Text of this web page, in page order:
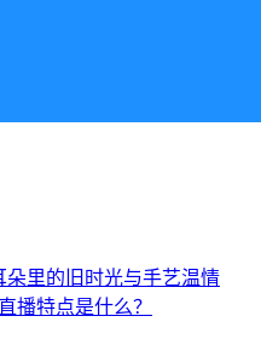
朵里的旧时光与手艺温情
播特点是什么？